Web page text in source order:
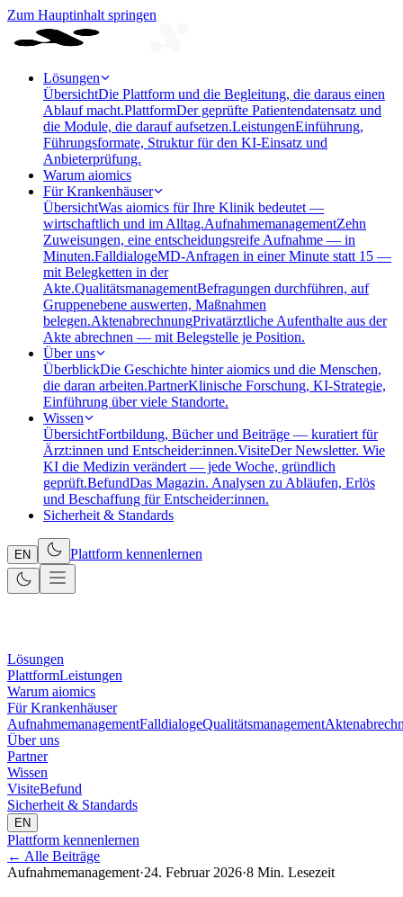
Zum Hauptinhalt springen
Lösungen
ÜbersichtDie Plattform und die Begleitung, die daraus einen
Ablauf macht.PlattformDer geprüfte Patientendatensatz und
die Module, die darauf aufsetzen.LeistungenEinführung,
Führungsformate, Struktur für den KI-Einsatz und
Anbieterprüfung.
Warum aiomics
Für Krankenhäuser
ÜbersichtWas aiomics für Ihre Klinik bedeutet —
wirtschaftlich und im Alltag.AufnahmemanagementZehn
Zuweisungen, eine entscheidungsreife Aufnahme — in
Minuten.FalldialogeMD-Anfragen in einer Minute statt 15 —
mit Belegketten in der
Akte.QualitätsmanagementBefragungen durchführen, auf
Gruppenebene auswerten, Maßnahmen
belegen.AktenabrechnungPrivatärztliche Aufenthalte aus der
Akte abrechnen — mit Belegstelle je Position.
Über uns
ÜberblickDie Geschichte hinter aiomics und die Menschen,
die daran arbeiten.PartnerKlinische Forschung, KI-Strategie,
Einführung über viele Standorte.
Wissen
ÜbersichtFortbildung, Bücher und Beiträge — kuratiert für
Ärzt:innen und Entscheider:innen.VisiteDer Newsletter. Wie
KI die Medizin verändert — jede Woche, gründlich
geprüft.BefundDas Magazin. Analysen zu Abläufen, Erlös
und Beschaffung für Entscheider:innen.
Sicherheit & Standards
EN Plattform kennenlernen
Lösungen
PlattformLeistungen
Warum aiomics
Für Krankenhäuser
AufnahmemanagementFalldialogeQualitätsmanagement
Über uns
Partner
Wissen
VisiteBefund
Sicherheit & Standards
EN
Plattform kennenlernen
← Alle Beiträge
Aufnahmemanagement·24. Februar 2026·8 Min. Lesezeit